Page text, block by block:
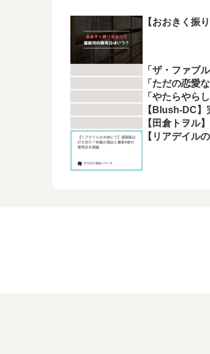
【おおきく振
「ザ・ファブ
「ただの恋愛
「やたらやら
【Blush-DC
【田倉トヲル
【リアデイル